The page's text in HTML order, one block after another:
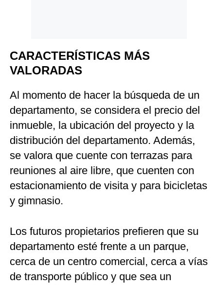
CARACTERÍSTICAS MÁS
VALORADAS
Al momento de hacer la búsqueda de un
departamento, se considera el precio del
inmueble, la ubicación del proyecto y la
distribución del departamento. Además,
se valora que cuente con terrazas para
reuniones al aire libre, que cuenten con
estacionamiento de visita y para bicicletas
y gimnasio.
Los futuros propietarios prefieren que su
departamento esté frente a un parque,
cerca de un centro comercial, cerca a vías
de transporte público y que sea un